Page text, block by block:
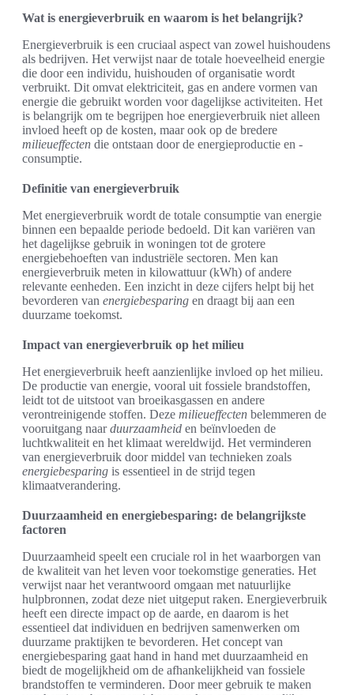
Wat is energieverbruik en waarom is het belangrijk?
Energieverbruik is een cruciaal aspect van zowel huishoudens
als bedrijven. Het verwijst naar de totale hoeveelheid energie
die door een individu, huishouden of organisatie wordt
verbruikt. Dit omvat elektriciteit, gas en andere vormen van
energie die gebruikt worden voor dagelijkse activiteiten. Het
is belangrijk om te begrijpen hoe energieverbruik niet alleen
invloed heeft op de kosten, maar ook op de bredere
milieueffecten die ontstaan door de energieproductie en -
consumptie.
Definitie van energieverbruik
Met energieverbruik wordt de totale consumptie van energie
binnen een bepaalde periode bedoeld. Dit kan variëren van
het dagelijkse gebruik in woningen tot de grotere
energiebehoeften van industriële sectoren. Men kan
energieverbruik meten in kilowattuur (kWh) of andere
relevante eenheden. Een inzicht in deze cijfers helpt bij het
bevorderen van energiebesparing en draagt bij aan een
duurzame toekomst.
Impact van energieverbruik op het milieu
Het energieverbruik heeft aanzienlijke invloed op het milieu.
De productie van energie, vooral uit fossiele brandstoffen,
leidt tot de uitstoot van broeikasgassen en andere
verontreinigende stoffen. Deze milieueffecten belemmeren de
vooruitgang naarduurzaamheid en beïnvloeden de
luchtkwaliteit en het klimaat wereldwijd. Het verminderen
van energieverbruik door middel van technieken zoals
energiebesparing is essentieel in de strijd tegen
klimaatverandering.
Duurzaamheid en energiebesparing: de belangrijkste
factoren
Duurzaamheid speelt een cruciale rol in het waarborgen van
de kwaliteit van het leven voor toekomstige generaties. Het
verwijst naar het verantwoord omgaan met natuurlijke
hulpbronnen, zodat deze niet uitgeput raken. Energieverbruik
heeft een directe impact op de aarde, en daarom is het
essentieel dat individuen en bedrijven samenwerken om
duurzame praktijken te bevorderen. Het concept van
energiebesparing gaat hand in hand met duurzaamheid en
biedt de mogelijkheid om de afhankelijkheid van fossiele
brandstoffen te verminderen. Door meer gebruik te maken